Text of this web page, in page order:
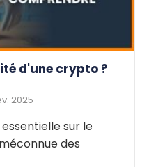
d'une crypto ?
2025
sur le
des